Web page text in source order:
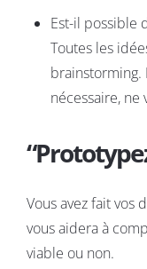
Est-il possible
Toutes les
brainstorming.
nécessaire,
Vous avez fait vos
vous aidera à
viable ou non.